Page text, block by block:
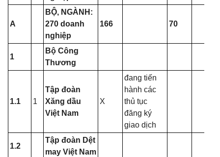
A
BỘ, NGÀNH:
270 doanh
nghiệp
166 70
1
Bộ Công
Thương
1.1 1
Tập đoàn
Xăng dầu
Việt Nam
X
đang tiến
hành các
thủ tục
đăng ký
giao dịch
1.2
Tập đoàn Dệt
may Việt Nam